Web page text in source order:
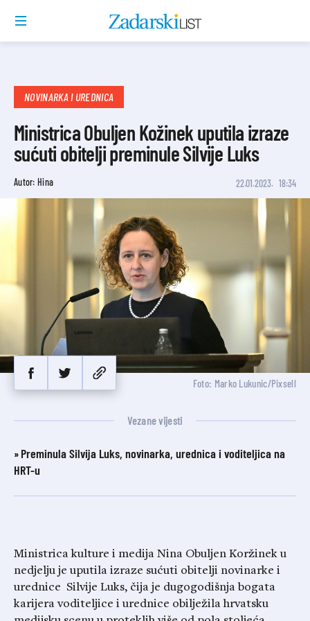
NOVINARKA I UREDNICA
Ministrica Obuljen Kožinek uputila izraze
sućuti obitelji preminule Silvije Luks
Autor: Hina 22.01.2023. 18:34
Foto: Marko Lukunic/Pixsell
Vezane vijesti
Preminula Silvija Luks, novinarka, urednica i voditeljica na
HRT-u
Ministrica kulture i medija Nina Obuljen Koržinek u
nedjelju je uputila izraze sućuti obitelji novinarke i
urednice Silvije Luks, čija je dugogodišnja bogata
karijera voditeljice i urednice obilježila hrvatsku